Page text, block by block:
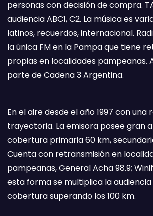
personas con decisión de compra.
audiencia ABC1, C2. La música es
latinos, recuerdos, internacional.
la única FM en la Pampa que tiene
propias en localidades pampeanas.
parte de Cadena 3 Argentina.
En el aire desde el año 1997 con una
trayectoria. La emisora posee gran
cobertura primaria 60 km,
Cuenta con retransmisión en
pampeanas, General Acha 98.9;
esta forma se multiplica la
cobertura superando los 100 km.